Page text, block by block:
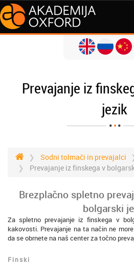
Prevajanje iz
jezik
Sodni tolmači in prevajalci
Prevajanje iz finskega v
Brezplačno spletno
bolgarski
Za spletno prevajanje iz finskega v
kakovosti. Prevajanje na ta način ne
da se obrnete na naš center za točno
Finski